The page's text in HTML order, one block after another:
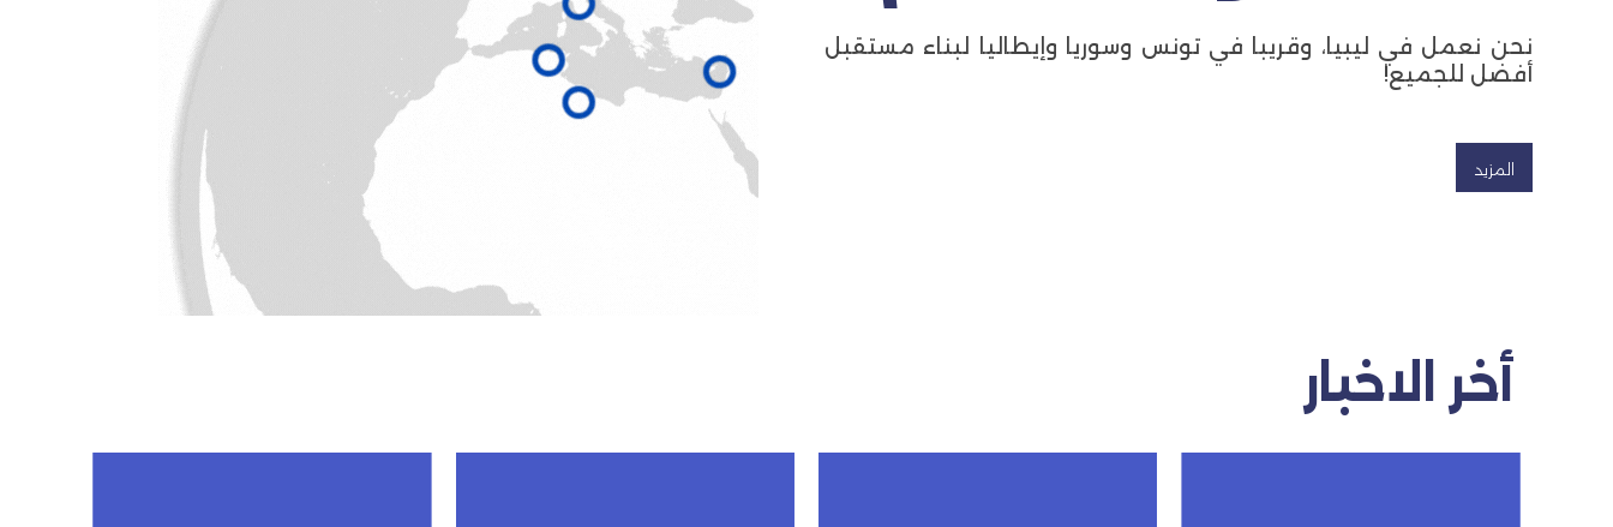
نحن نعمل في ليبيا، وقريبا في تونس وسوريا وإيطاليا لبناء مستقبل
أفضل للجميع!
المزيد
أخر الاخبار